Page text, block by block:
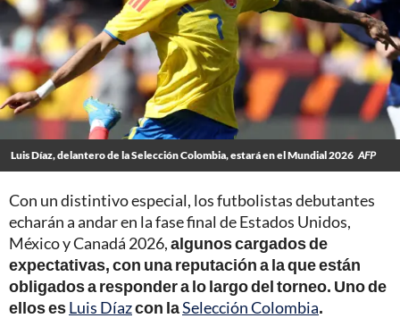
Luis Díaz, delantero de la Selección Colombia, estará en el Mundial 2026 AFP
Con un distintivo especial, los futbolistas debutantes
echarán a andar en la fase final de Estados Unidos,
México y Canadá 2026,algunos cargados de
expectativas, con una reputación a la que están
obligados a responder a lo largo del torneo. Uno de
ellos esLuis Díazcon laSelección Colombia.